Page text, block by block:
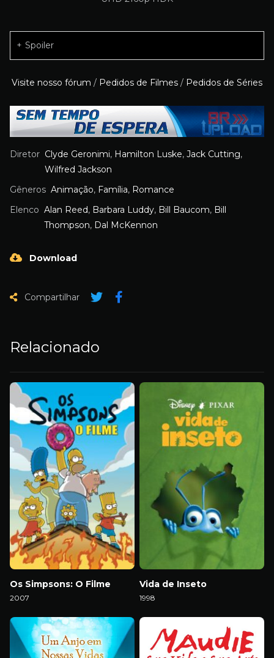
Spoiler
Visite nosso fórum / Pedidos de Filmes / Pedidos de Séries
Diretor Clyde Geronimi, Hamilton Luske, Jack Cutting,
Wilfred Jackson
Gêneros Animação, Família, Romance
Elenco Alan Reed, Barbara Luddy, Bill Baucom, Bill
Thompson, Dal McKennon
Download
Compartilhar
Relacionado
Os Simpsons: O Filme
2007
Vida de Inseto
1998